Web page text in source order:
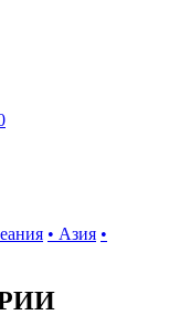
• Азия •